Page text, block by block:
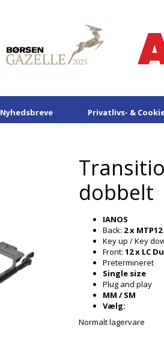
Nyhedsbreve Privatlivs- &
dobbelt
IANOS
Back: 2 x
Key up / Key
Front: 12 x LC
Pretermineret
Single size
Plug and play
MM / SM
Vælg:
Normalt lagervare